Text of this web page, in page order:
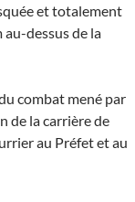
et totalement
au-dessus de la
combat mené par
de la carrière de
au Préfet et au